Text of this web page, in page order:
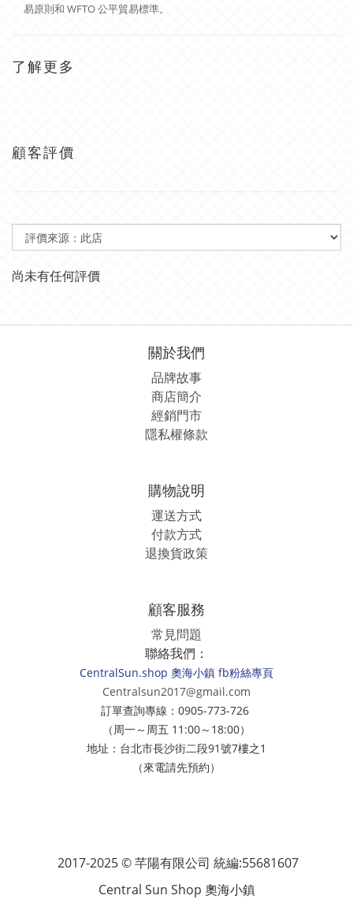
易原則和 WFTO 公平貿易標準。
了解更多
顧客評價
尚未有任何評價
關於我們
品牌故事
商店簡介
經銷門市
隱私權條款
購物說明
運送方式
付款方式
退換貨政策
顧客服務
常見問題
聯絡我們：
CentralSun.shop 奧海小鎮 fb粉絲專頁
Centralsun2017@gmail.com
訂單查詢專線：0905-773-726
（周一～周五 11:00～18:00）
地址：台北市長沙街二段91號7樓之1
（來電請先預約）
2017-2025 © 芊陽有限公司 統編:55681607
Central Sun Shop 奧海小鎮